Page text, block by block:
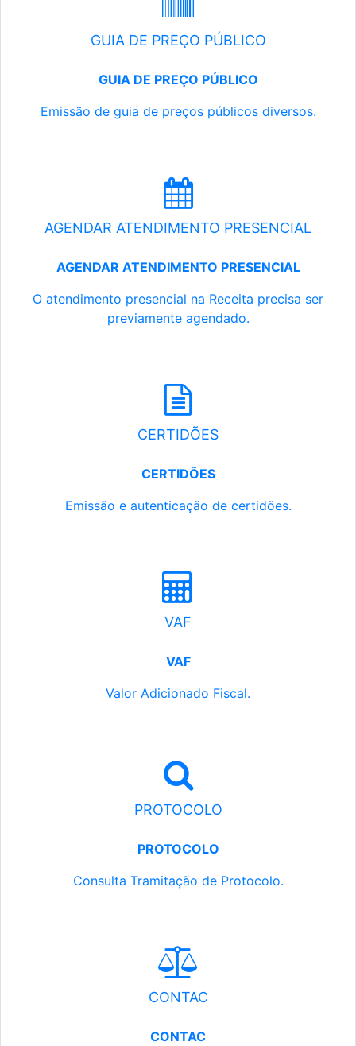
GUIA DE PREÇO PÚBLICO
GUIA DE PREÇO PÚBLICO
Emissão de guia de preços públicos diversos.
AGENDAR ATENDIMENTO PRESENCIAL
AGENDAR ATENDIMENTO PRESENCIAL
O atendimento presencial na Receita precisa ser
previamente agendado.
CERTIDÕES
CERTIDÕES
Emissão e autenticação de certidões.
VAF
VAF
Valor Adicionado Fiscal.
PROTOCOLO
PROTOCOLO
Consulta Tramitação de Protocolo.
CONTAC
CONTAC